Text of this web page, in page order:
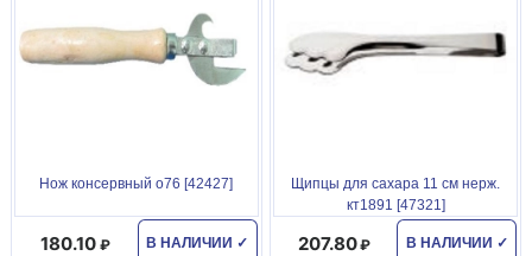
Нож консервный о76 [42427]
В НАЛИЧИИ ✓
180.10
Щипцы для сахара 11 см нерж.
кт1891 [47321]
В НАЛИЧИИ ✓
207.80